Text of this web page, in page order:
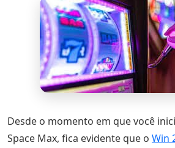
Desde o momento em que você
Space Max, fica evidente que o Win